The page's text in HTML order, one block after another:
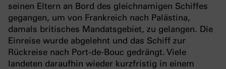
seinen Eltern an Bord des gleichnamigen Schiffes
gegangen, um von Frankreich nach Palästina,
damals britisches Mandatsgebiet, zu gelangen. Die
Einreise wurde abgelehnt und das Schiff zur
Rückreise nach Port-de-Bouc gedrängt. Viele
landeten daraufhin wieder kurzfristig in einem